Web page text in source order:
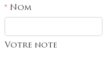
*Nom
Votre note